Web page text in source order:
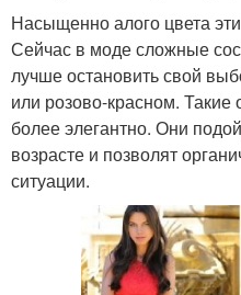
Насыщенно алого цвета
Сейчас в моде сложные
лучше остановить свой
или розово-красном. Такие
более элегантно. Они
возрасте и позволят
ситуации.